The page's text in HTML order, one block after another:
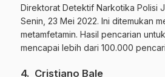
Direktorat Detektif Narkotika Polisi
Senin, 23 Mei 2022. Ini ditemukan
metamfetamin. Hasil pencarian
mencapai lebih dari 100.000
4. Cristiano Bale